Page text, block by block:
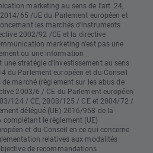
marketing au sens de l'art. 24,
65 /UE du Parlement européen et
les marchés d'instruments
2002/92 /CE et la directive
marketing n'est pas une
ou une information
stratégie d'investissement au sens
du Parlement européen et du Conseil
marché (règlement sur les abus de
2003/6 / CE du Parlement européen
124 / CE, 2003/125 / CE et 2004/72 /
délégué (UE) 2016/958 de la
le règlement (UE)
et du Conseil en ce qui concerne
relatives aux modalités
de recommandations